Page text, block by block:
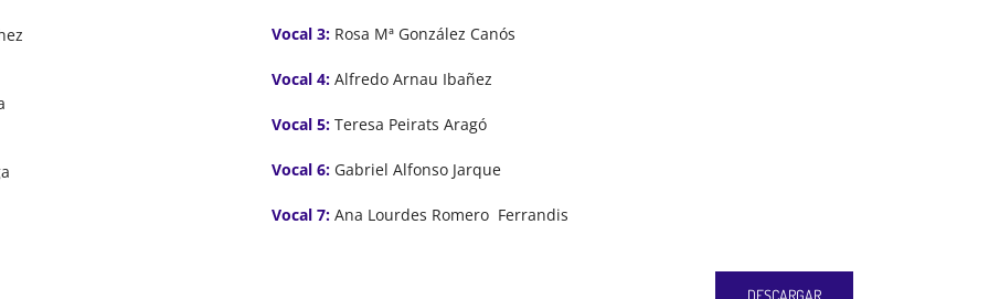
Vocal 3: Rosa Mª González Canós
Vocal 4: Alfredo Arnau Ibañez
Vocal 5: Teresa Peirats Aragó
Vocal 6: Gabriel Alfonso Jarque
Vocal 7: Ana Lourdes Romero Ferrandis
DESCARGAR